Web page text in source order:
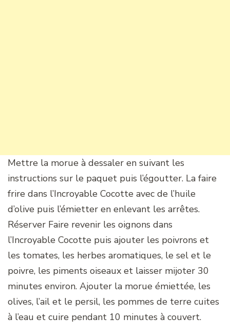
Mettre la morue à dessaler en suivant les
instructions sur le paquet puis l’égoutter. La faire
frire dans l’Incroyable Cocotte avec de l’huile
d’olive puis l’émietter en enlevant les arrêtes.
Réserver Faire revenir les oignons dans
l’Incroyable Cocotte puis ajouter les poivrons et
les tomates, les herbes aromatiques, le sel et le
poivre, les piments oiseaux et laisser mijoter 30
minutes environ. Ajouter la morue émiettée, les
olives, l’ail et le persil, les pommes de terre cuites
à l’eau et cuire pendant 10 minutes à couvert.